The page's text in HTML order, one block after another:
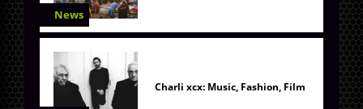
News
Charli xcx: Music, Fashion, Film